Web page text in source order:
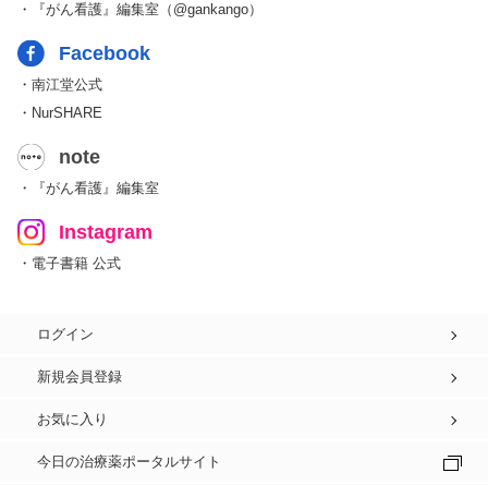
・『がん看護』編集室（@gankango）
Facebook
・南江堂公式
・NurSHARE
note
・『がん看護』編集室
Instagram
・電子書籍 公式
ログイン
新規会員登録
お気に入り
今日の治療薬ポータルサイト